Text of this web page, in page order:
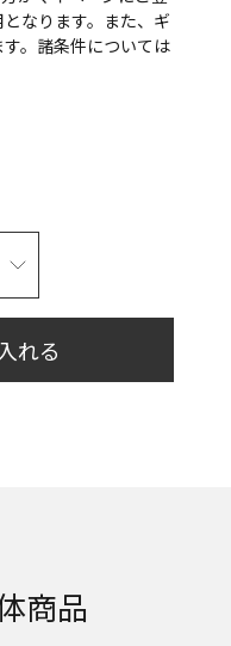
なります。また、ギ
。諸条件については
れる
商品